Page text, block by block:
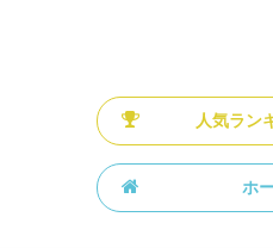
人気ラン
ホ